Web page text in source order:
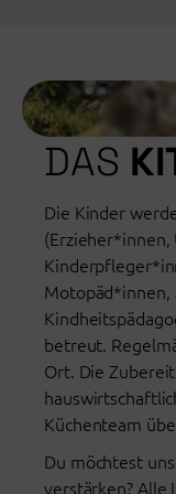
DAS
Die Kinder
(Erzieher*innen,
Motopäd*innen,
betreut.
Ort. Die
Küchenteam
Du möchtest
verstärken? Alle